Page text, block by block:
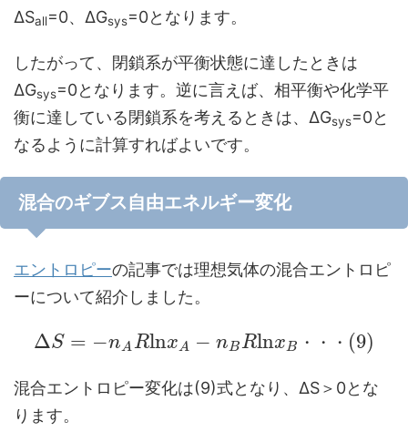
ΔSall=0、ΔGsys=0となります。
したがって、閉鎖系が平衡状態に達したときは
ΔGsys=0となります。逆に言えば、相平衡や化学平
衡に達している閉鎖系を考えるときは、ΔGsys=0と
なるように計算すればよいです。
混合のギブス自由エネルギー変化
エントロピーの記事では理想気体の混合エントロピ
ーについて紹介しました。
ΔS = −nARlnxA − nBRlnxB ・ ・ ・ (9)
混合エントロピー変化は(9)式となり、ΔS＞0とな
ります。